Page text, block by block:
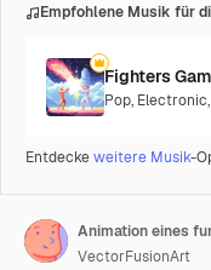
Empfohlene Musik für
Fighters
Pop, Electronic,
Entdeckeweitere Musik-
VectorFusionArt